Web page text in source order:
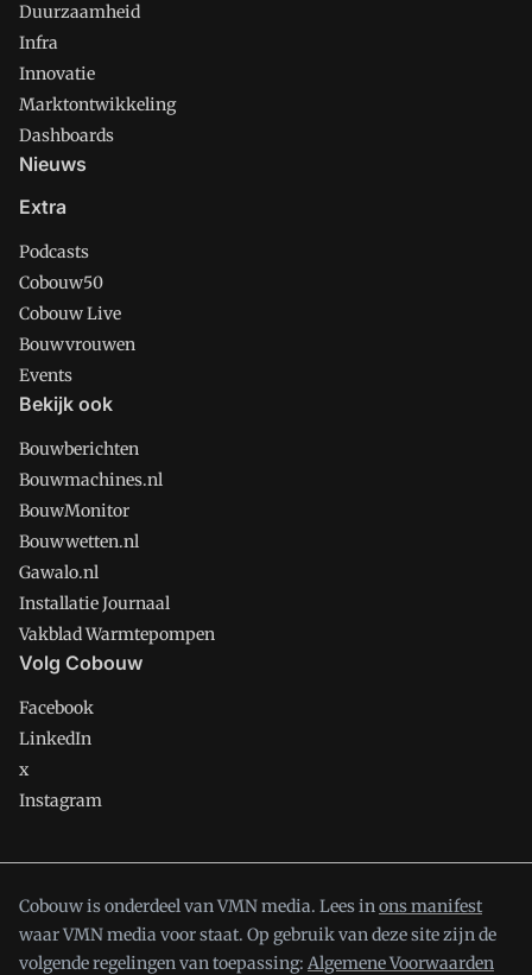
Duurzaamheid
Infra
Innovatie
Marktontwikkeling
Dashboards
Nieuws
Extra
Podcasts
Cobouw50
Cobouw Live
Bouwvrouwen
Events
Bekijk ook
Bouwberichten
Bouwmachines.nl
BouwMonitor
Bouwwetten.nl
Gawalo.nl
Installatie Journaal
Vakblad Warmtepompen
Volg Cobouw
Facebook
LinkedIn
x
Instagram
Cobouw is onderdeel van VMN media. Lees inons manifest
waar VMN media voor staat. Op gebruik van deze site zijn de
volgende regelingen van toepassing: Algemene Voorwaarden